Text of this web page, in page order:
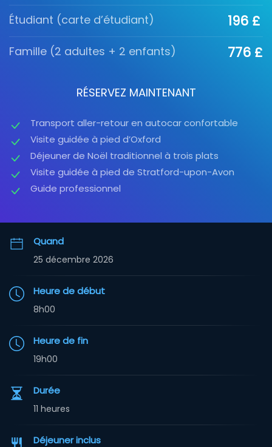
Étudiant (carte d’étudiant) 196 £
Famille (2 adultes + 2 enfants) 776 £
RÉSERVEZ MAINTENANT
Transport aller-retour en autocar confortable
Visite guidée à pied d’Oxford
Déjeuner de Noël traditionnel à trois plats
Visite guidée à pied de Stratford-upon-Avon
Guide professionnel
Quand
25 décembre 2026
Heure de début
8h00
Heure de fin
19h00
Durée
11 heures
Déjeuner inclus